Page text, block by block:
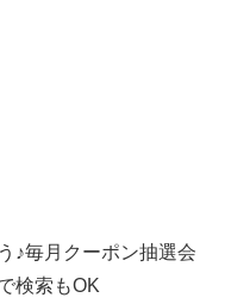
♪毎月クーポン抽選会
検索もOK